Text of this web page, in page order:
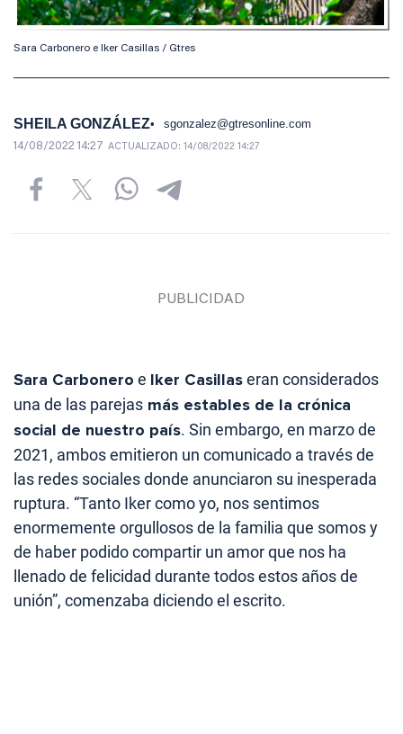
Sara Carbonero e Iker Casillas / Gtres
SHEILA GONZÁLEZ sgonzalez@gtresonline.com
14/08/2022 14:27 ACTUALIZADO: 14/08/2022 14:27
Sara Carbonero e Iker Casillaseran considerados
una de las parejas más estables de la crónica
social de nuestro país. Sin embargo, en marzo de
2021, ambos emitieron un comunicado a través de
las redes sociales donde anunciaron su inesperada
ruptura. “Tanto Iker como yo, nos sentimos
enormemente orgullosos de la familia que somos y
de haber podido compartir un amor que nos ha
llenado de felicidad durante todos estos años de
unión”, comenzaba diciendo el escrito.